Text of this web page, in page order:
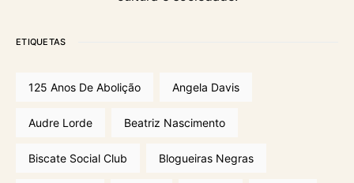
ETIQUETAS
125 Anos De Abolição Angela Davis
Audre Lorde Beatriz Nascimento
Biscate Social Club Blogueiras Negras